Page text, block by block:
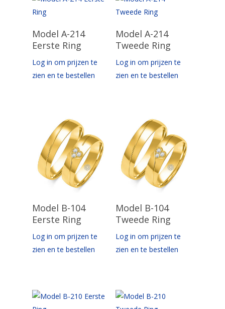
Opties Selecteren
Model A-214
Eerste Ring
Log in om prijzen te
zien en te bestellen
Opties Selecteren
Model A-214
Tweede Ring
Log in om prijzen te
zien en te bestellen
Opties Selecteren
Model B-104
Eerste Ring
Log in om prijzen te
zien en te bestellen
Opties Selecteren
Model B-104
Tweede Ring
Log in om prijzen te
zien en te bestellen